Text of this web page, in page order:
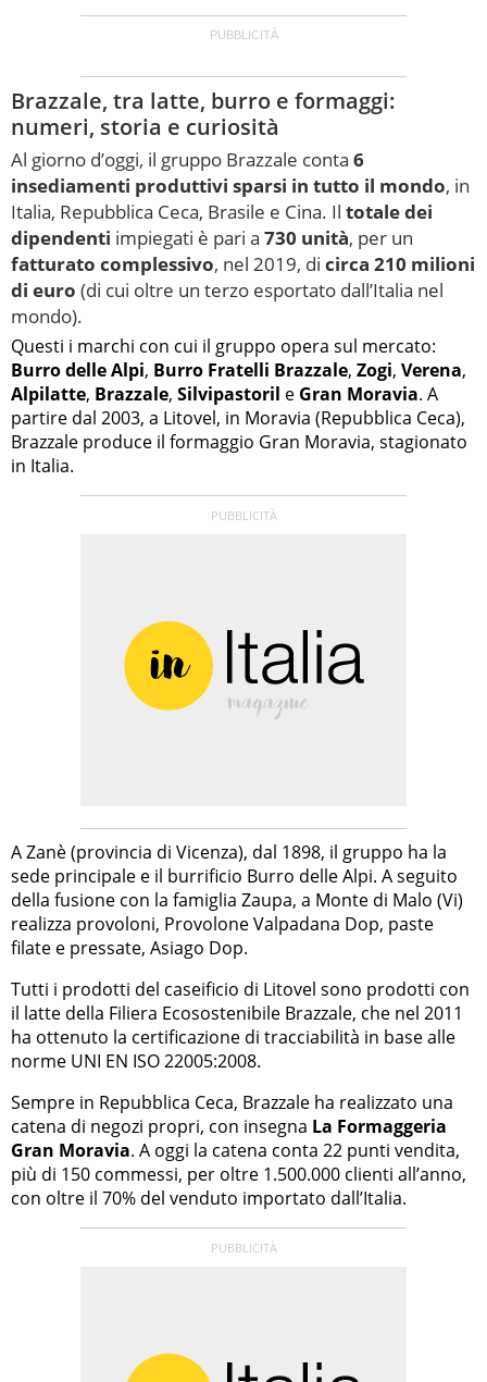
Brazzale, tra latte, burro e formaggi:
numeri, storia e curiosità
Al giorno d’oggi, il gruppo Brazzale conta 6
insediamenti produttivi sparsi in tutto il mondo, in
Italia, Repubblica Ceca, Brasile e Cina. Il totale dei
dipendenti impiegati è pari a 730 unità, per un
fatturato complessivo, nel 2019, di circa 210 milioni
di euro (di cui oltre un terzo esportato dall’Italia nel
mondo).
Questi i marchi con cui il gruppo opera sul mercato:
Burro delle Alpi, Burro Fratelli Brazzale, Zogi, Verena,
Alpilatte, Brazzale, Silvipastoril e Gran Moravia. A
partire dal 2003, a Litovel, in Moravia (Repubblica Ceca),
Brazzale produce il formaggio Gran Moravia, stagionato
in Italia.
A Zanè (provincia di Vicenza), dal 1898, il gruppo ha la
sede principale e il burrificio Burro delle Alpi. A seguito
della fusione con la famiglia Zaupa, a Monte di Malo (Vi)
realizza provoloni, Provolone Valpadana Dop, paste
filate e pressate, Asiago Dop.
Tutti i prodotti del caseificio di Litovel sono prodotti con
il latte della Filiera Ecosostenibile Brazzale, che nel 2011
ha ottenuto la certificazione di tracciabilità in base alle
norme UNI EN ISO 22005:2008.
Sempre in Repubblica Ceca, Brazzale ha realizzato una
catena di negozi propri, con insegna La Formaggeria
Gran Moravia. A oggi la catena conta 22 punti vendita,
più di 150 commessi, per oltre 1.500.000 clienti all’anno,
con oltre il 70% del venduto importato dall’Italia.